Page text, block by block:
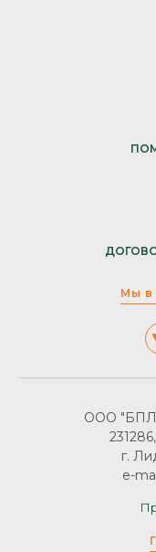
Мы в
ООО
г.
e-